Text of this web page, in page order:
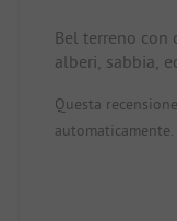
Bel terreno con
alberi, sabbia,
Questa
automaticamente.